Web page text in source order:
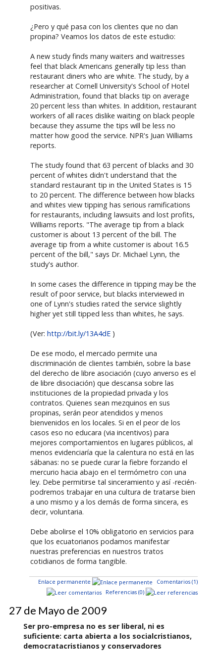
positivas.
¿Pero y qué pasa con los clientes que no dan
propina? Veamos los datos de este estudio:
A new study finds many waiters and waitresses
feel that black Americans generally tip less than
restaurant diners who are white. The study, by a
researcher at Cornell University's School of Hotel
Administration, found that blacks tip on average
20 percent less than whites. In addition, restaurant
workers of all races dislike waiting on black people
because they assume the tips will be less no
matter how good the service. NPR's Juan Williams
reports.
The study found that 63 percent of blacks and 30
percent of whites didn't understand that the
standard restaurant tip in the United States is 15
to 20 percent. The difference between how blacks
and whites view tipping has serious ramifications
for restaurants, including lawsuits and lost profits,
Williams reports. "The average tip from a black
customer is about 13 percent of the bill. The
average tip from a white customer is about 16.5
percent of the bill," says Dr. Michael Lynn, the
study's author.
In some cases the difference in tipping may be the
result of poor service, but blacks interviewed in
one of Lynn's studies rated the service slightly
higher yet still tipped less than whites, he says.
(Ver:http://bit.ly/13A4dE )
De ese modo, el mercado permite una
discriminación de clientes también, sobre la base
del derecho de libre asociación (cuyo anverso es el
de libre disociación) que descansa sobre las
instituciones de la propiedad privada y los
contratos. Quienes sean mezquinos en sus
propinas, serán peor atendidos y menos
bienvenidos en los locales. Si en el peor de los
casos eso no educara (via incentivos) para
mejores comportamientos en lugares públicos, al
menos evidenciaría que la calentura no está en las
sábanas: no se puede curar la fiebre forzando el
mercurio hacia abajo en el termómetro con una
ley. Debe permitirse tal sinceramiento y así -recién-
podremos trabajar en una cultura de tratarse bien
a uno mismo y a los demás de forma sincera, es
decir, voluntaria.
Debe abolirse el 10% obligatorio en servicios para
que los ecuatorianos podamos manifestar
nuestras preferencias en nuestros tratos
cotidianos de forma tangible.
Enlace permanente
Comentarios (1)
Referencias (0)
27 de Mayo de 2009
Ser pro-empresa no es ser liberal, ni es
suficiente: carta abierta a los socialcristianos,
democratacristianos y conservadores